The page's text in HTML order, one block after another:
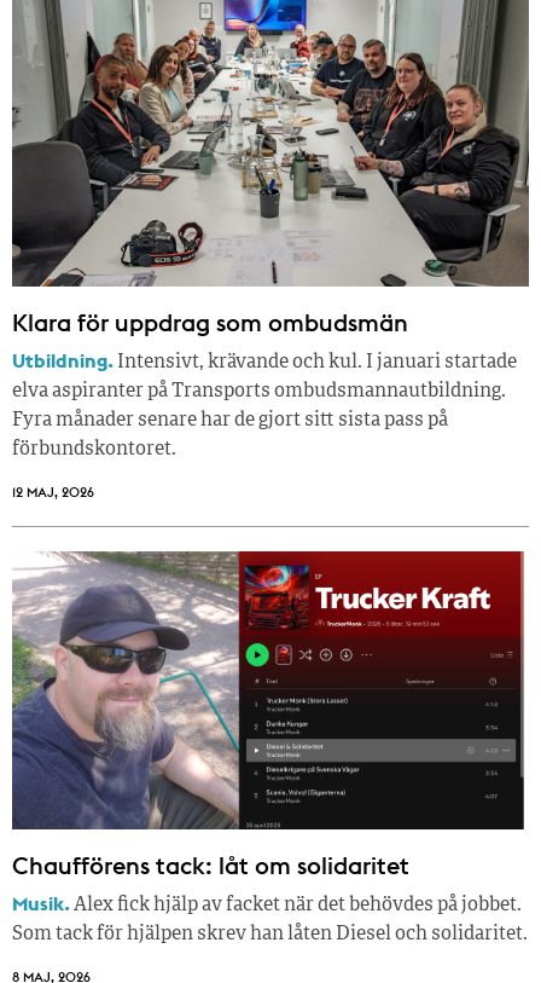
Klara för uppdrag som ombudsmän
Utbildning. Intensivt, krävande och kul. I januari startade
elva aspiranter på Transports ombudsmannautbildning.
Fyra månader senare har de gjort sitt sista pass på
förbundskontoret.
12 MAJ, 2026
Chaufförens tack: låt om solidaritet
Musik.Alex fick hjälp av facket när det behövdes på jobbet.
Som tack för hjälpen skrev han låten Diesel och solidaritet.
8 MAJ, 2026